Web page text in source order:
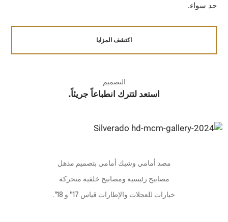
حد سواء.
اكتشف المزايا
التصميم
استعد لتترك انطباعاً جريئاً.
مصد أمامي وشبك أمامي بتصميم مذهل
مصابيح رئيسية ومصابيح خلفية متحركة
خيارات للعجلات والإطارات قياس 17" و 18".